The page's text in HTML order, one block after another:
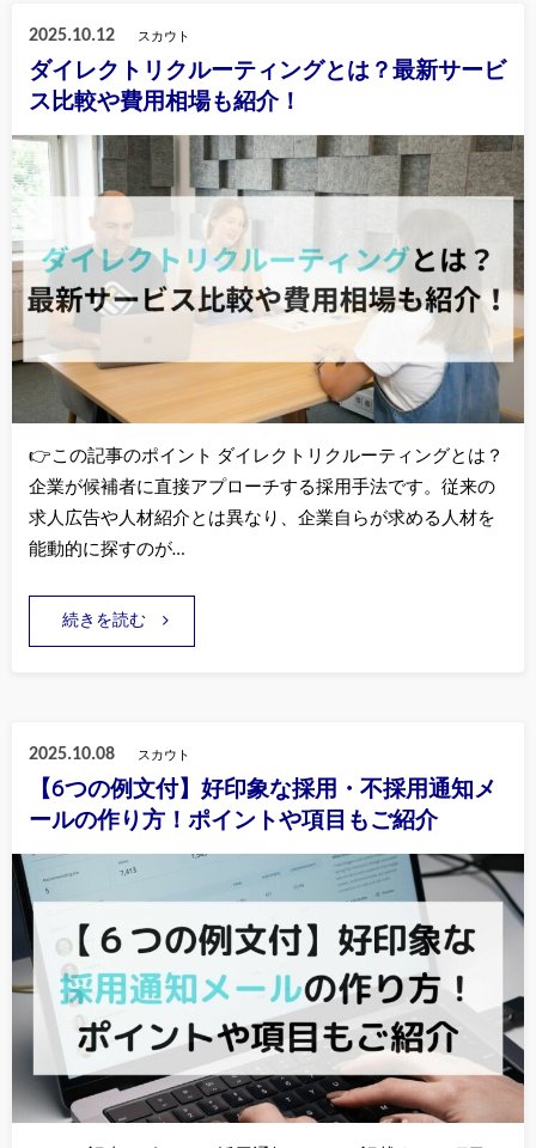
2025.10.12 スカウト
ダイレクトリクルーティングとは？最新サービ
ス比較や費用相場も紹介！
👉この記事のポイント ダイレクトリクルーティングとは？
企業が候補者に直接アプローチする採用手法です。従来の
求人広告や人材紹介とは異なり、企業自らが求める人材を
能動的に探すのが…
続きを読む
2025.10.08 スカウト
【6つの例文付】好印象な採用・不採用通知メ
ールの作り方！ポイントや項目もご紹介